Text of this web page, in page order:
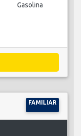
Gasolina
FAMILIAR